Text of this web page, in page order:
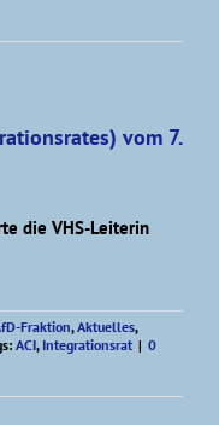
vom 7.
die VHS-Leiterin
Fraktion,Aktuelles,
ACI, Integrationsrat | 0